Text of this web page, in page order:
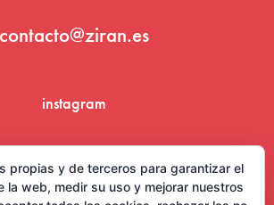
contacto@ziran.es
instagram
propias y de terceros para garantizar el
la web, medir su uso y mejorar nuestros